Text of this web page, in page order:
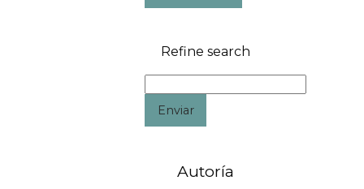
Refine search
Enviar
Autoría